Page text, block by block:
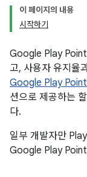
이 페이지의 내용
시작하기
Google Play
고, 사용자 유지율
Google Play
션으로 제공하는
다.
일부 개발자만
Google Play